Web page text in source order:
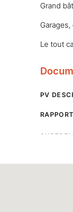
Grand
Le tout
PV